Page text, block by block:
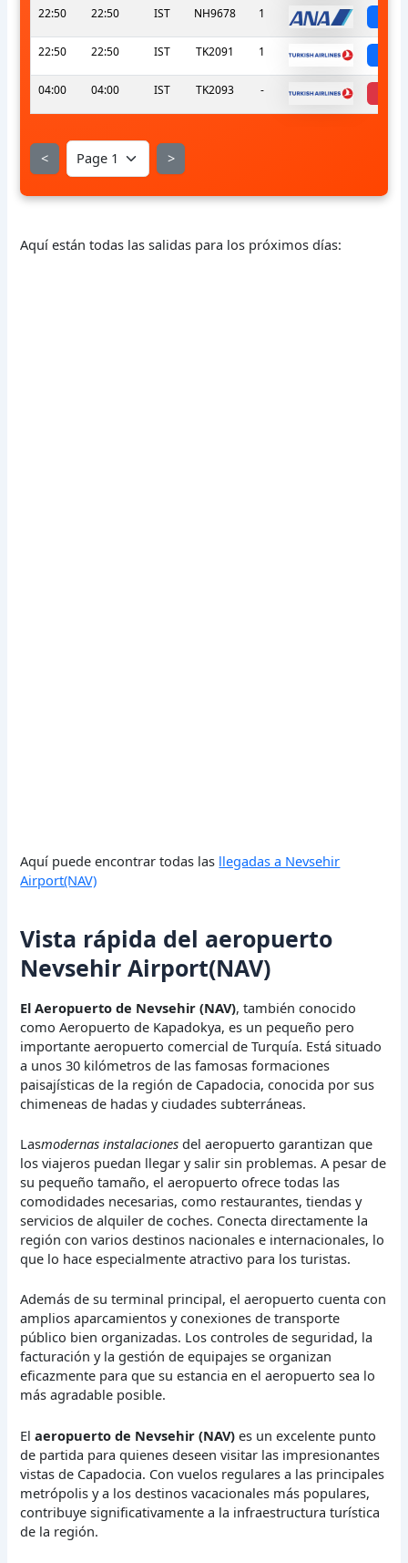
22:50 22:50 IST NH9678 1
22:50 22:50 IST TK2091 1
04:00 04:00 IST TK2093 -
< >
Aquí están todas las salidas para los próximos días:
Aquí puede encontrar todas las llegadas a Nevsehir
Airport(NAV)
Vista rápida del aeropuerto
Nevsehir Airport(NAV)
El Aeropuerto de Nevsehir (NAV), también conocido
como Aeropuerto de Kapadokya, es un pequeño pero
importante aeropuerto comercial de Turquía. Está situado
a unos 30 kilómetros de las famosas formaciones
paisajísticas de la región de Capadocia, conocida por sus
chimeneas de hadas y ciudades subterráneas.
Lasmodernas instalaciones del aeropuerto garantizan que
los viajeros puedan llegar y salir sin problemas. A pesar de
su pequeño tamaño, el aeropuerto ofrece todas las
comodidades necesarias, como restaurantes, tiendas y
servicios de alquiler de coches. Conecta directamente la
región con varios destinos nacionales e internacionales, lo
que lo hace especialmente atractivo para los turistas.
Además de su terminal principal, el aeropuerto cuenta con
amplios aparcamientos y conexiones de transporte
público bien organizadas. Los controles de seguridad, la
facturación y la gestión de equipajes se organizan
eficazmente para que su estancia en el aeropuerto sea lo
más agradable posible.
Elaeropuerto de Nevsehir (NAV) es un excelente punto
de partida para quienes deseen visitar las impresionantes
vistas de Capadocia. Con vuelos regulares a las principales
metrópolis y a los destinos vacacionales más populares,
contribuye significativamente a la infraestructura turística
de la región.